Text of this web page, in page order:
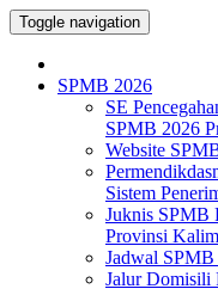
Toggle navigation
SPMB 2026
SE
SPMB 2026
Website
Sistem
Juknis SPMB
Provinsi
Jadwal SPMB
Jalur Domisili